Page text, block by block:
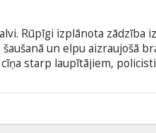
Rūpīgi izplānota zādzība
un elpu aizraujošā
starp laupītājiem,